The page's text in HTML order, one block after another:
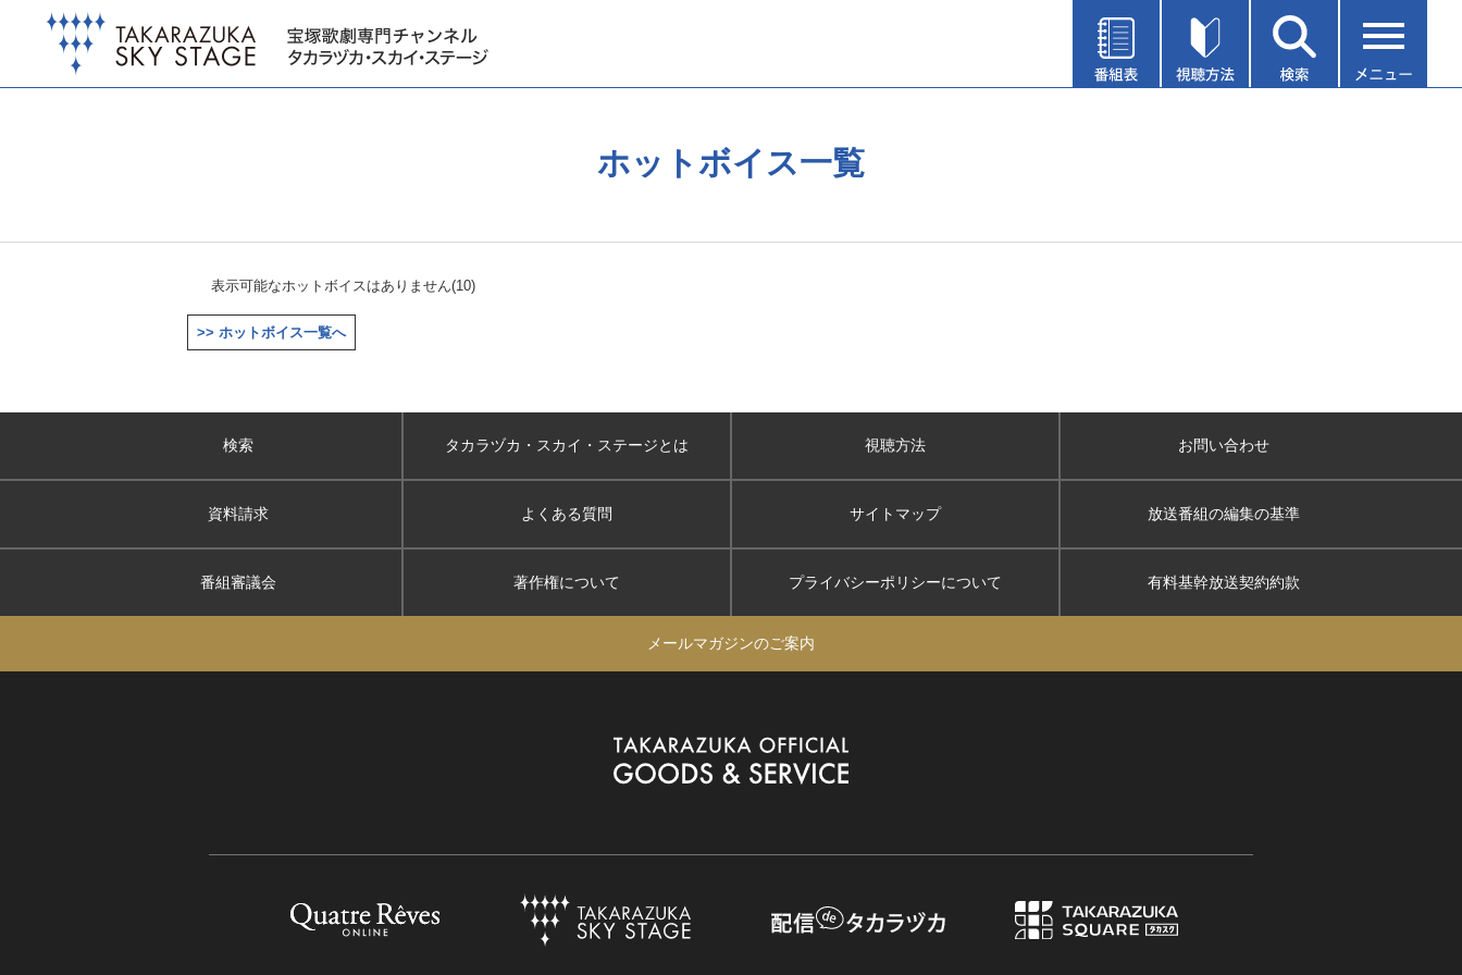
ホットボイス一覧
表示可能なホットボイスはありません(10)
>> ホットボイス一覧へ
検索 タカラヅカ・スカイ ・ステージとは 視聴方法 お問い合わせ
資料請求 よくある質問 サイトマップ 放送番組の編集の基準
番組審議会 著作権について プライバシーポリシーについて 有料基幹放送契約約款
メールマガジンのご案内